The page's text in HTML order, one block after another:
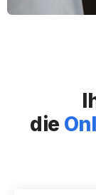
die